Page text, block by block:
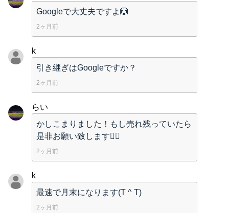
Googleで大丈夫ですよ🙆
2ヶ月前
k
引き継ぎはGoogleですか？
2ヶ月前
らい
かしこまりました！もし売れ残っていたら
是非お願い致します🙂‍↕️
2ヶ月前
k
最速で月末になります(T ^ T)
2ヶ月前